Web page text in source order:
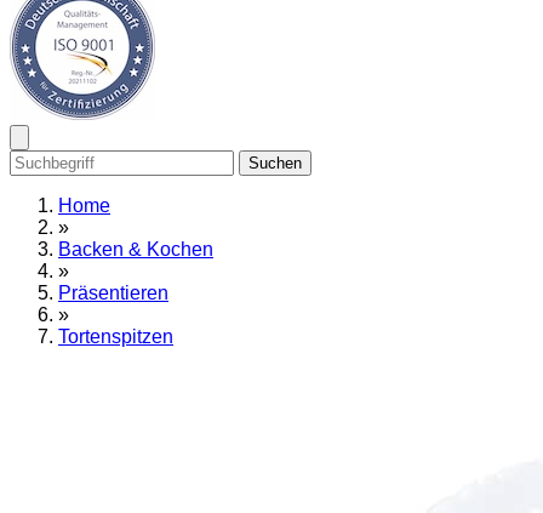
Suchen
Home
»
Backen & Kochen
»
Präsentieren
»
Tortenspitzen